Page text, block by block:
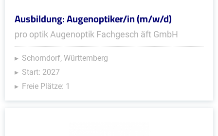
Ausbildung: Augenoptiker/in (m/w/d)
pro optik Augenoptik Fachgesch äft GmbH
Schorndorf, Württemberg
Start: 2027
Freie Plätze: 1